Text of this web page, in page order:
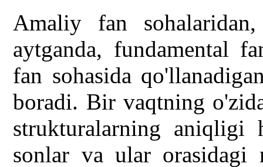
Amaliy fan sohalaridan,
aytganda, fundamental
fan sohasida
boradi. Bir vaqtning
strukturalarning aniqligi
sonlar va ular orasidagi